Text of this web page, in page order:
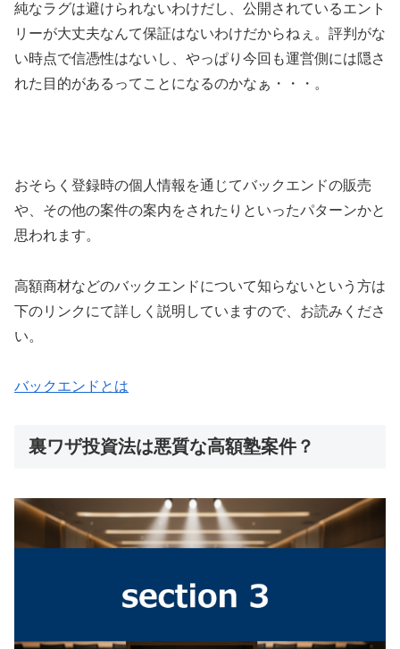
純なラグは避けられないわけだし、公開されているエント
リーが大丈夫なんて保証はないわけだからねぇ。評判がな
い時点で信憑性はないし、やっぱり今回も運営側には隠さ
れた目的があるってことになるのかなぁ・・・。
おそらく登録時の個人情報を通じてバックエンドの販売
や、その他の案件の案内をされたりといったパターンかと
思われます。
高額商材などのバックエンドについて知らないという方は
下のリンクにて詳しく説明していますので、お読みくださ
い。
バックエンドとは
裏ワザ投資法は悪質な高額塾案件？